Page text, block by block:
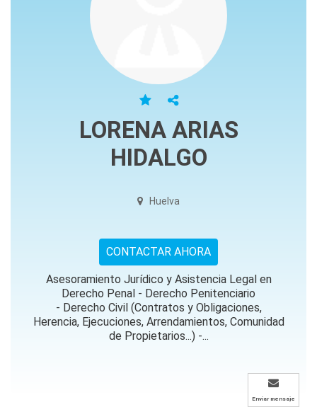
LORENA ARIAS
HIDALGO
Huelva
CONTACTAR AHORA
Asesoramiento Jurídico y Asistencia Legal en
Derecho Penal - Derecho Penitenciario
- Derecho Civil (Contratos y Obligaciones,
Herencia, Ejecuciones, Arrendamientos, Comunidad
de Propietarios...) -...
Enviar mensaje